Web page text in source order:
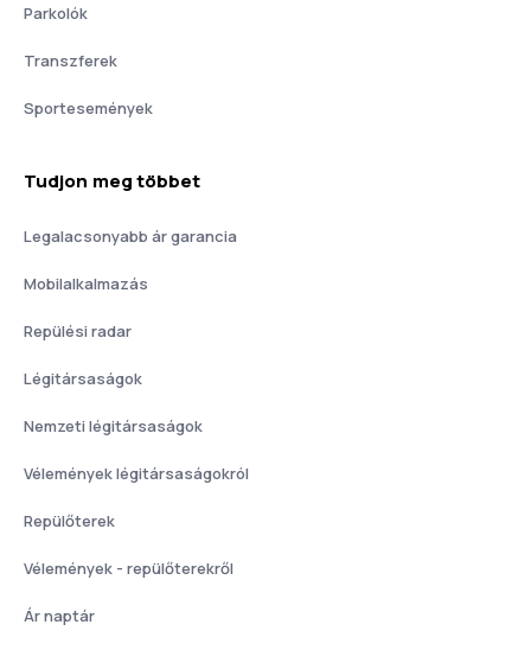
Parkolók
Transzferek
Sportesemények
Tudjon meg többet
Legalacsonyabb ár garancia
Mobilalkalmazás
Repülési radar
Légitársaságok
Nemzeti légitársaságok
Vélemények légitársaságokról
Repülőterek
Vélemények - repülőterekről
Ár naptár